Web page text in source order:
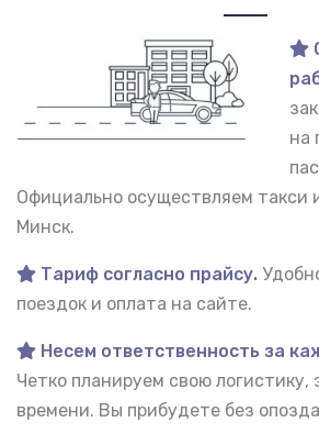
на
Официально осуществляем такси
Минск.
Тариф согласно прайсу.
поездок и оплата на сайте.
Несем ответственность за
Четко планируем свою логистику,
времени. Вы прибудете без